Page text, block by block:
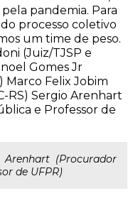
pandemia. Para
processo coletivo
um time de peso.
(Juiz/TJSP e
Gomes Jr
Marco Felix Jobim
RS) Sergio Arenhart
e Professor de
Arenhart (Procurador
de UFPR)